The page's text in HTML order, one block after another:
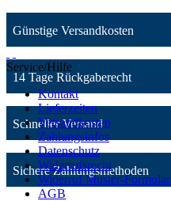
Günstige Versandkosten
14 Tage Rückgaberecht
Schneller Versand
Sichere Zahlungsmethoden
Service/Hilfe
Kontakt
Lieferzeiten
Versandkosten
Zahlungsinfos
Datenschutz
Widerrufsrecht
Widerruf Muster-Formular
AGB